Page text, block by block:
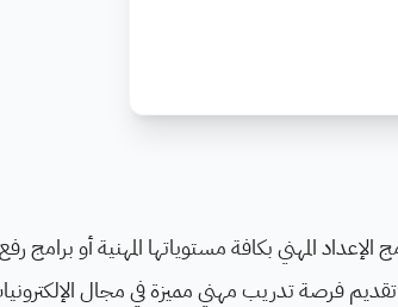
المهني بكافة مستوياتها المهنية أو برامج
فرصة تدريب مهني مميزة في مجال